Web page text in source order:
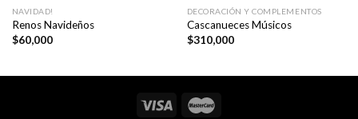
NAVIDAD!
Renos Navideños
$60,000
DECORACIÓN Y COMPLEMENTOS
Cascanueces Músicos
$310,000